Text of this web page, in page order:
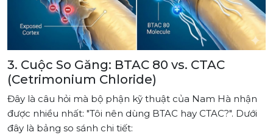
3. Cuộc So Găng: BTAC 80 vs. CTAC
(Cetrimonium Chloride)
Đây là câu hỏi mà bộ phận kỹ thuật của Nam Hà nhận
được nhiều nhất: "Tôi nên dùng BTAC hay CTAC?". Dưới
đây là bảng so sánh chi tiết: